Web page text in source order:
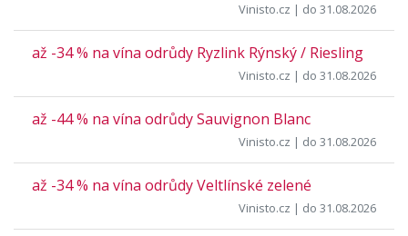
Vinisto.cz | do 31.08.2026
až -34 % na vína odrůdy Ryzlink Rýnský / Riesling
Vinisto.cz | do 31.08.2026
až -44 % na vína odrůdy Sauvignon Blanc
Vinisto.cz | do 31.08.2026
až -34 % na vína odrůdy Veltlínské zelené
Vinisto.cz | do 31.08.2026